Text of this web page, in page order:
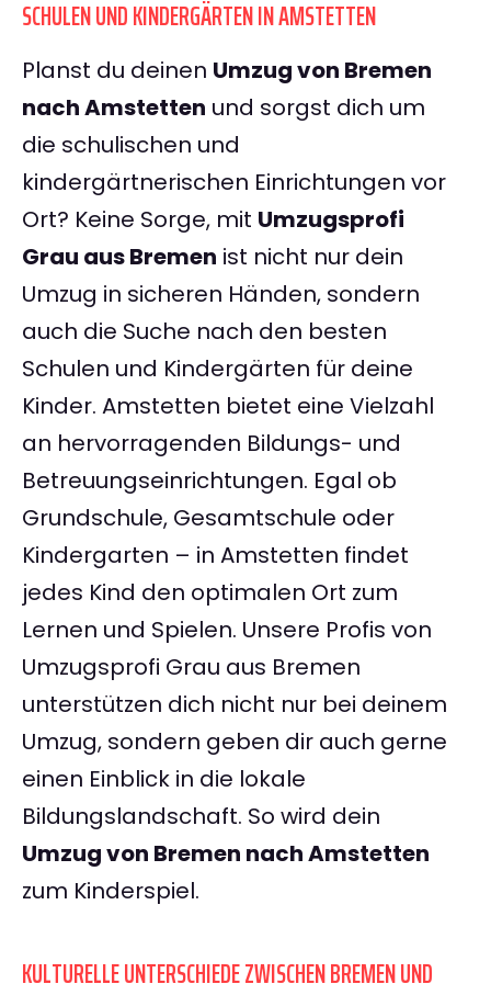
SCHULEN UND KINDERGÄRTEN IN AMSTETTEN
Planst du deinen Umzug von Bremen
nach Amstetten und sorgst dich um
die schulischen und
kindergärtnerischen Einrichtungen vor
Ort? Keine Sorge, mit Umzugsprofi
Grau aus Bremen ist nicht nur dein
Umzug in sicheren Händen, sondern
auch die Suche nach den besten
Schulen und Kindergärten für deine
Kinder. Amstetten bietet eine Vielzahl
an hervorragenden Bildungs- und
Betreuungseinrichtungen. Egal ob
Grundschule, Gesamtschule oder
Kindergarten – in Amstetten findet
jedes Kind den optimalen Ort zum
Lernen und Spielen. Unsere Profis von
Umzugsprofi Grau aus Bremen
unterstützen dich nicht nur bei deinem
Umzug, sondern geben dir auch gerne
einen Einblick in die lokale
Bildungslandschaft. So wird dein
Umzug von Bremen nach Amstetten
zum Kinderspiel.
KULTURELLE UNTERSCHIEDE ZWISCHEN BREMEN UND